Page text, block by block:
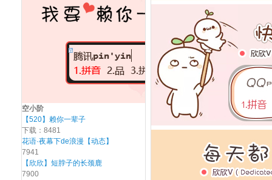
空小阶
【520】赖你一辈子
下载：8481
花语·夜幕下de浪漫【动态】
7941
【欣欣】短脖子的长颈鹿
7900